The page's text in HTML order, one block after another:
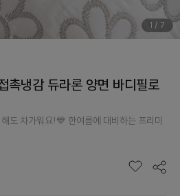
1 / 7
냉감 듀라론 양면 바디필로
도 차가워요!💙 한여름에 대비하는 프리미